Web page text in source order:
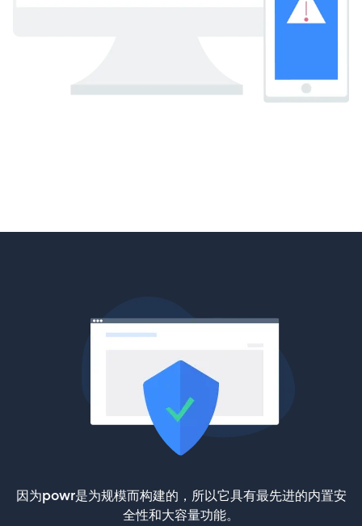
因为powr是为规模而构建的，所以它具有最先进的内置安
全性和大容量功能。